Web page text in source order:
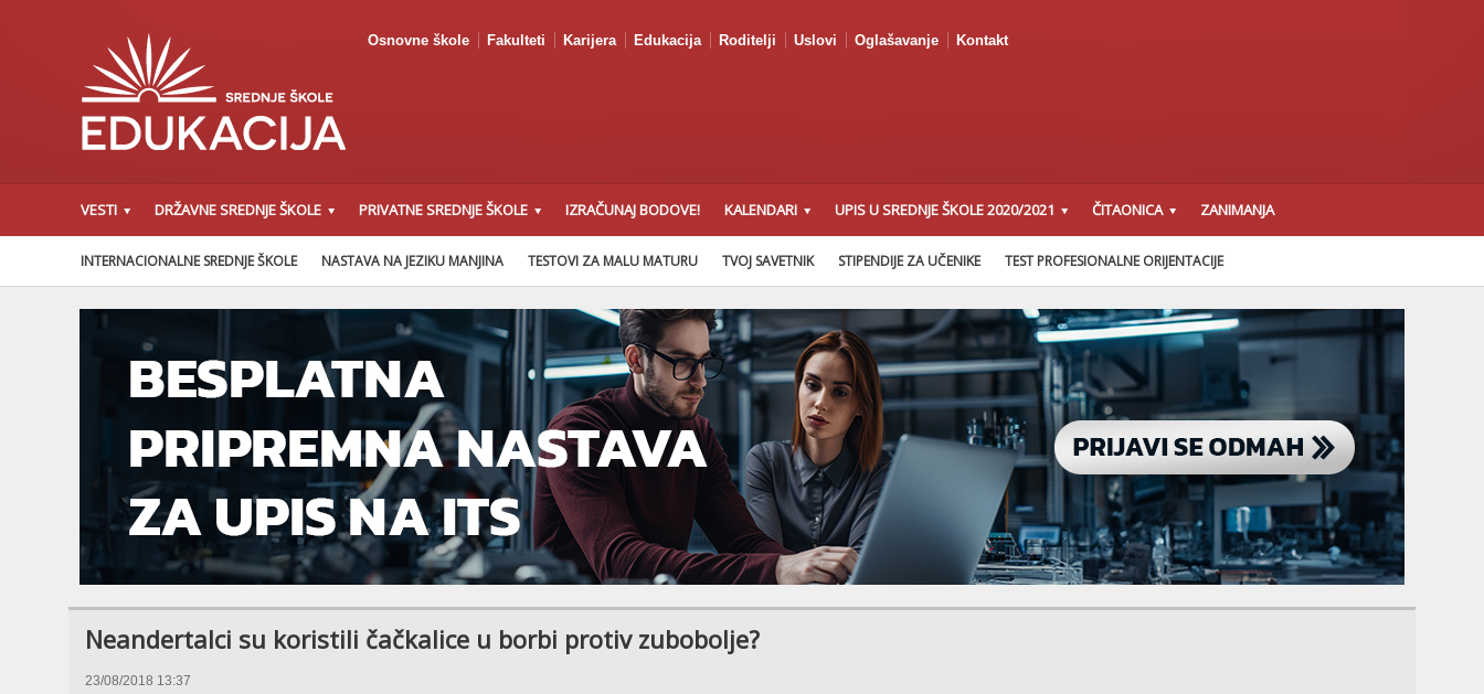
Osnovne škole Fakulteti Karijera Edukacija Roditelji Uslovi Oglašavanje Kontakt
VESTI DRŽAVNE SREDNJE ŠKOLE PRIVATNE SREDNJE ŠKOLE IZRAČUNAJ BODOVE! KALENDARI UPIS U SREDNJE ŠKOLE 2020/2021 ČITAONICA ZANIMANJA
INTERNACIONALNE SREDNJE ŠKOLE NASTAVA NA JEZIKU MANJINA TESTOVI ZA MALU MATURU TVOJ SAVETNIK STIPENDIJE ZA UČENIKE TEST PROFESIONALNE ORIJENTACIJE
Neandertalci su koristili čačkalice u borbi protiv zubobolje?
23/08/2018 13:37